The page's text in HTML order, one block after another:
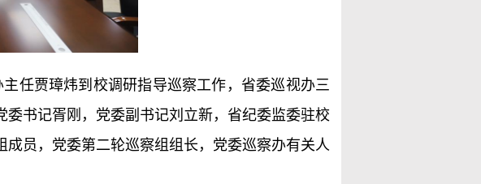
任贾璋炜到校调研指导巡察工作，省委巡视办三
书记胥刚，党委副书记刘立新，省纪委监委驻校
员，党委第二轮巡察组组长，党委巡察办有关人